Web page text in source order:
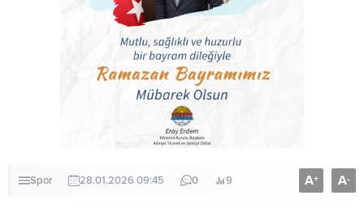
Spor 28.01.2026 09:45 0 9 A+ A-